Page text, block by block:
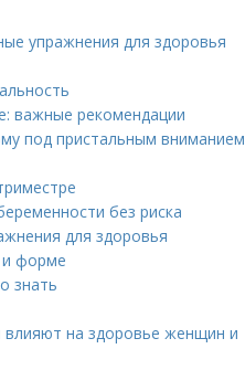
упражнения для здоровья
важные рекомендации
под пристальным вниманием
без риска
для здоровья
и форме
знать
влияют на здоровье женщин и